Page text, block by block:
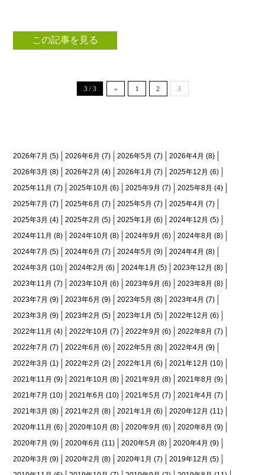
この記事を見る
3 / 3 « 1 2 3
2026年7月 (5) 2026年6月 (7) 2026年5月 (7) 2026年4月 (8)
2026年3月 (8) 2026年2月 (4) 2026年1月 (7) 2025年12月 (6)
2025年11月 (7) 2025年10月 (6) 2025年9月 (7) 2025年8月 (4)
2025年7月 (7) 2025年6月 (7) 2025年5月 (7) 2025年4月 (7)
2025年3月 (4) 2025年2月 (5) 2025年1月 (6) 2024年12月 (5)
2024年11月 (8) 2024年10月 (8) 2024年9月 (6) 2024年8月 (8)
2024年7月 (5) 2024年6月 (7) 2024年5月 (9) 2024年4月 (8)
2024年3月 (10) 2024年2月 (6) 2024年1月 (5) 2023年12月 (8)
2023年11月 (7) 2023年10月 (6) 2023年9月 (6) 2023年8月 (8)
2023年7月 (9) 2023年6月 (9) 2023年5月 (8) 2023年4月 (7)
2023年3月 (9) 2023年2月 (5) 2023年1月 (5) 2022年12月 (6)
2022年11月 (4) 2022年10月 (7) 2022年9月 (6) 2022年8月 (7)
2022年7月 (7) 2022年6月 (6) 2022年5月 (8) 2022年4月 (9)
2022年3月 (1) 2022年2月 (2) 2022年1月 (6) 2021年12月 (10)
2021年11月 (9) 2021年10月 (8) 2021年9月 (8) 2021年8月 (9)
2021年7月 (10) 2021年6月 (10) 2021年5月 (7) 2021年4月 (7)
2021年3月 (8) 2021年2月 (8) 2021年1月 (6) 2020年12月 (11)
2020年11月 (6) 2020年10月 (8) 2020年9月 (6) 2020年8月 (9)
2020年7月 (9) 2020年6月 (11) 2020年5月 (8) 2020年4月 (9)
2020年3月 (9) 2020年2月 (8) 2020年1月 (7) 2019年12月 (5)